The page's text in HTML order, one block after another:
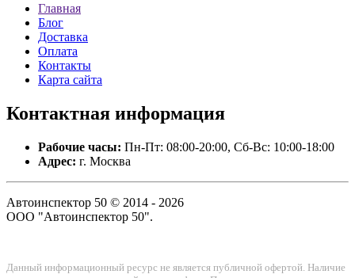
Главная
Блог
Доставка
Оплата
Контакты
Карта сайта
Контактная информация
Рабочие часы: Пн-Пт: 08:00-20:00, Сб-Вс: 10:00-18:00
Адрес: г. Москва
Автоинспектор 50 © 2014 - 2026
ООО "Автоинспектор 50".
Данный информационный ресурс не является публичной офертой. Наличие